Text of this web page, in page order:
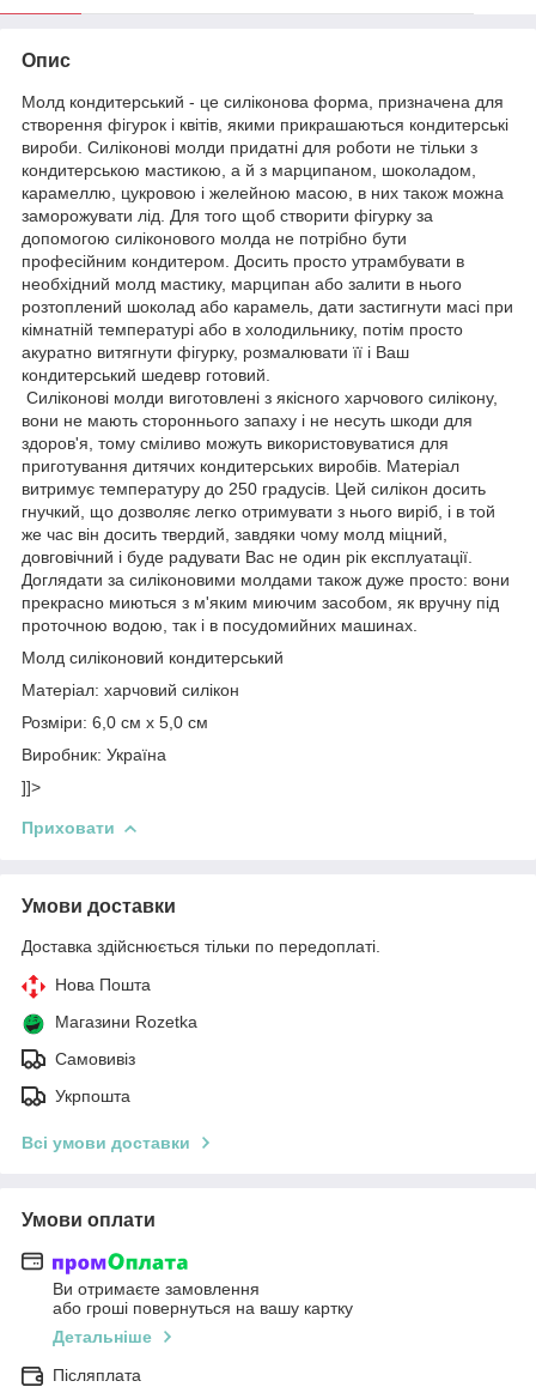
Опис
Молд кондитерський - це силіконова форма, призначена для
створення фігурок і квітів, якими прикрашаються кондитерські
вироби. Силіконові молди придатні для роботи не тільки з
кондитерською мастикою, а й з марципаном, шоколадом,
карамеллю, цукровою і желейною масою, в них також можна
заморожувати лід. Для того щоб створити фігурку за
допомогою силіконового молда не потрібно бути
професійним кондитером. Досить просто утрамбувати в
необхідний молд мастику, марципан або залити в нього
розтоплений шоколад або карамель, дати застигнути масі при
кімнатній температурі або в холодильнику, потім просто
акуратно витягнути фігурку, розмалювати її і Ваш
кондитерський шедевр готовий.
Силіконові молди виготовлені з якісного харчового силікону,
вони не мають стороннього запаху і не несуть шкоди для
здоров'я, тому сміливо можуть використовуватися для
приготування дитячих кондитерських виробів. Матеріал
витримує температуру до 250 градусів. Цей силікон досить
гнучкий, що дозволяє легко отримувати з нього виріб, і в той
же час він досить твердий, завдяки чому молд міцний,
довговічний і буде радувати Вас не один рік експлуатації.
Доглядати за силіконовими молдами також дуже просто: вони
прекрасно миються з м'яким миючим засобом, як вручну під
проточною водою, так і в посудомийних машинах.
Молд силіконовий кондитерський
Матеріал: харчовий силікон
Розміри: 6,0 см х 5,0 см
Виробник: Україна
]]>
Приховати
Умови доставки
Доставка здійснюється тільки по передоплаті.
Нова Пошта
Магазини Rozetka
Самовивіз
Укрпошта
Всі умови доставки
Умови оплати
Ви отримаєте замовлення
або гроші повернуться на вашу картку
Детальніше
Післяплата